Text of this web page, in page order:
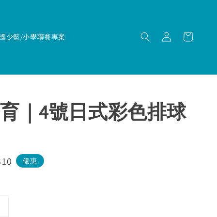
少籃/小學聯賽專案
｜4號日式彩色排球
優惠